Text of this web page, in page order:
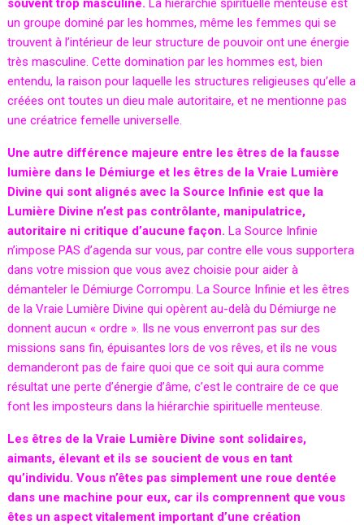
un groupe dominé par les hommes, même les femmes qui se
trouvent à l’intérieur de leur structure de pouvoir ont une énergie
très masculine. Cette domination par les hommes est, bien
entendu, la raison pour laquelle les structures religieuses qu’elle a
créées ont toutes un dieu male autoritaire, et ne mentionne pas
une créatrice femelle universelle.
Une autre différence majeure entre les êtres de la fausse
lumière dans le Démiurge et les êtres de la Vraie Lumière
Divine qui sont alignés avec la Source Infinie est que la
Lumière Divine n’est pas contrôlante, manipulatrice,
autoritaire ni critique d’aucune façon.La Source Infinie
n’impose PAS d’agenda sur vous, par contre elle vous supportera
dans votre mission que vous avez choisie pour aider à
démanteler le Démiurge Corrompu. La Source Infinie et les êtres
de la Vraie Lumière Divine qui opèrent au-delà du Démiurge ne
donnent aucun « ordre ». Ils ne vous enverront pas sur des
missions sans fin, épuisantes lors de vos rêves, et ils ne vous
demanderont pas de faire quoi que ce soit qui aura comme
résultat une perte d’énergie d’âme, c’est le contraire de ce que
font les imposteurs dans la hiérarchie spirituelle menteuse.
Les êtres de la Vraie Lumière Divine sont solidaires,
aimants, élevant et ils se soucient de vous en tant
qu’individu. Vous n’êtes pas simplement une roue dentée
dans une machine pour eux, car ils comprennent que vous
êtes un aspect vitalement important d’une création